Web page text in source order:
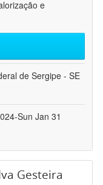
e
de Sergipe - SE
Sun Jan 31
Gesteira